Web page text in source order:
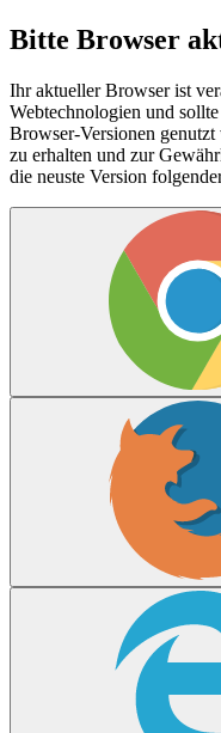
Bitte Browser
Ihr aktueller Browser ist
Webtechnologien und
Browser-Versionen
zu erhalten und zur
die neuste Version